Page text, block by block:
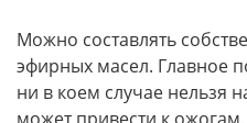
Можно составлять
эфирных масел. Главное
ни в коем случае нельзя
может привести к